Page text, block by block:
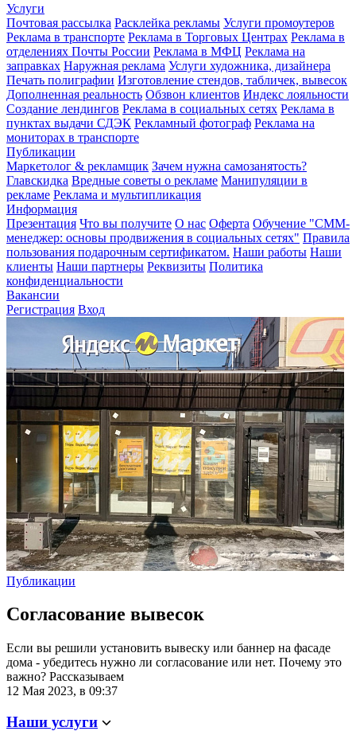
Услуги
Почтовая рассылка Расклейка рекламы Услуги промоутеров
Реклама в транспорте Реклама в Торговых Центрах Реклама в
отделениях Почты России Реклама в МФЦ Реклама на
заправках Наружная реклама Услуги художника, дизайнера
Печать полиграфии Изготовление стендов, табличек, вывесок
Дополненная реальность Обзвон клиентов Индекс лояльности
Создание лендингов Реклама в социальных сетях Реклама в
пунктах выдачи СДЭК Рекламный фотограф Реклама на
мониторах в транспорте
Публикации
Маркетолог & рекламщик Зачем нужна самозанятость?
Главскидка Вредные советы о рекламе Манипуляции в
рекламе Реклама и мультипликация
Информация
Презентация Что вы получите О нас Оферта Обучение "СМM-
менеджер: основы продвижения в социальных сетях" Правила
пользования подарочным сертификатом. Наши работы Наши
клиенты Наши партнеры Реквизиты Политика
конфиденциальности
Вакансии
Регистрация Вход
Публикации
Согласование вывесок
Если вы решили установить вывеску или баннер на фасаде
дома - убедитесь нужно ли согласование или нет. Почему это
важно? Рассказываем
12 Мая 2023, в 09:37
Наши услуги